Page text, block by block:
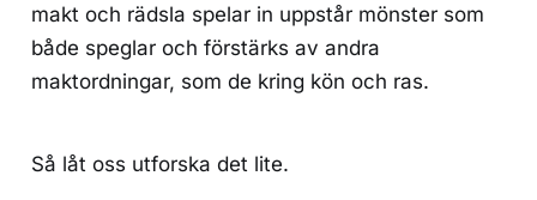
makt och rädsla spelar in uppstår mönster som
både speglar och förstärks av andra
maktordningar, som de kring kön och ras.
Så låt oss utforska det lite.